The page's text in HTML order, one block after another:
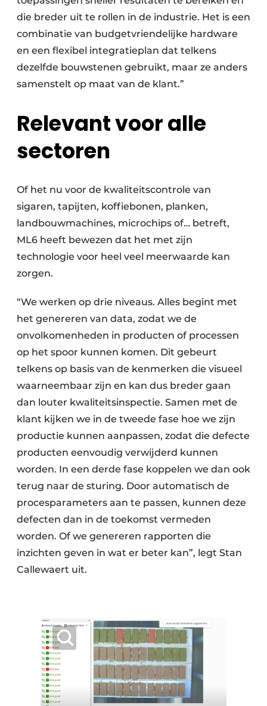
die breder uit te rollen in de industrie. Het is een
combinatie van budgetvriendelijke hardware
en een flexibel integratieplan dat telkens
dezelfde bouwstenen gebruikt, maar ze anders
samenstelt op maat van de klant.”
Relevant voor alle
sectoren
Of het nu voor de kwaliteitscontrole van
sigaren, tapijten, koffiebonen, planken,
landbouwmachines, microchips of… betreft,
ML6 heeft bewezen dat het met zijn
technologie voor heel veel meerwaarde kan
zorgen.
“We werken op drie niveaus. Alles begint met
het genereren van data, zodat we de
onvolkomenheden in producten of processen
op het spoor kunnen komen. Dit gebeurt
telkens op basis van de kenmerken die visueel
waarneembaar zijn en kan dus breder gaan
dan louter kwaliteitsinspectie. Samen met de
klant kijken we in de tweede fase hoe we zijn
productie kunnen aanpassen, zodat die defecte
producten eenvoudig verwijderd kunnen
worden. In een derde fase koppelen we dan ook
terug naar de sturing. Door automatisch de
procesparameters aan te passen, kunnen deze
defecten dan in de toekomst vermeden
worden. Of we genereren rapporten die
inzichten geven in wat er beter kan”, legt Stan
Callewaert uit.